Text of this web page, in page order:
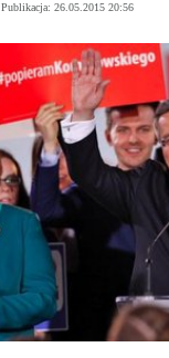
Publikacja: 26.05.2015 20:56